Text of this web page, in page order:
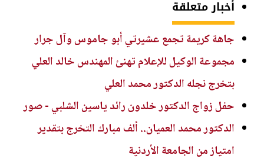
أخبار متعلقة
جاهة كريمة تجمع عشيرتي أبو جاموس وآل جرار
مجموعة الوكيل للإعلام تهنئ المهندس خالد العلي
بتخرج نجله الدكتور محمد العلي
حفل زواج الدكتور خلدون رائد ياسين الشلبي - صور
الدكتور محمد العميان.. ألف مبارك التخرج بتقدير
امتياز من الجامعة الأردنية